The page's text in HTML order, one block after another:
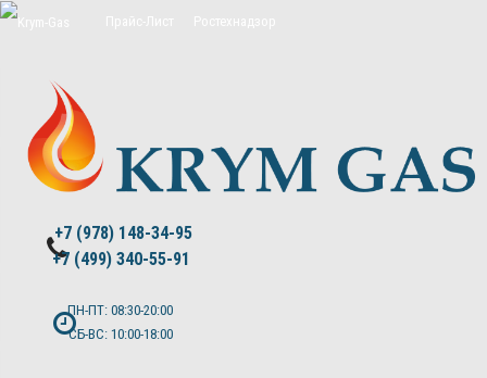
+7 (978) 148-34-95
+7 (499) 340-55-91 ​
ПН-ПТ: 08:30-20:00
СБ-ВС: 10:00-18:00